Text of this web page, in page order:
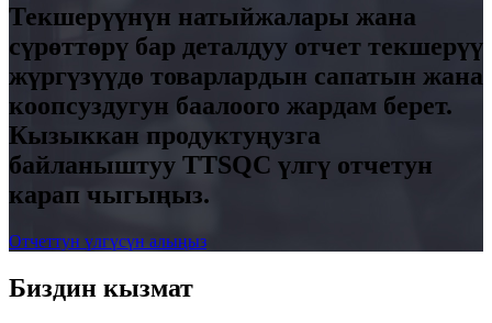
Текшерүүнүн натыйжалары жана
сүрөттөрү бар деталдуу отчет текшерүү
жүргүзүүдө товарлардын сапатын жана
коопсуздугун баалоого жардам берет.
Кызыккан продуктуңузга
байланыштуу TTSQC үлгү отчетун
карап чыгыңыз.
Отчеттун үлгүсүн алыңыз
Биздин кызмат